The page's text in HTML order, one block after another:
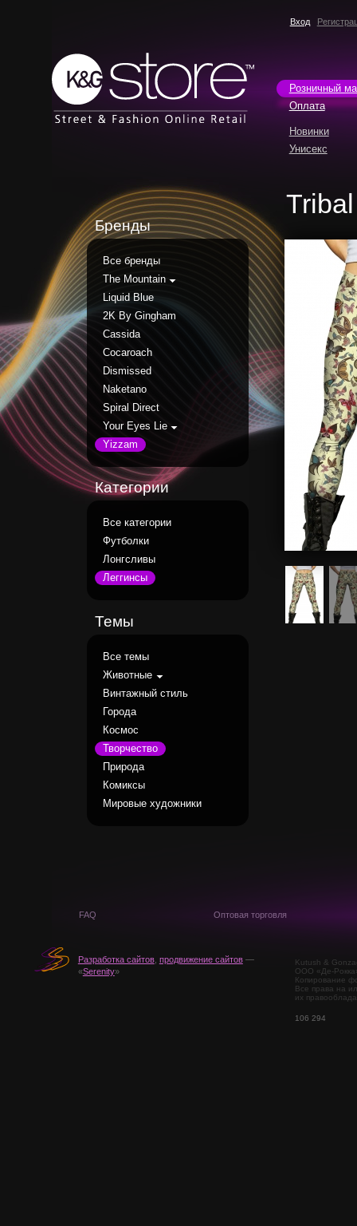
Вход
Розничный
Оплата
Новинки
Унисекс
Бренды
Все бренды
The Mountain
Liquid Blue
2K By Gingham
Cassida
Cocaroach
Dismissed
Naketano
Spiral Direct
Your Eyes Lie
Yizzam
Категории
Все категории
Футболки
Лонгсливы
Леггинсы
Темы
Все темы
Животные
Винтажный стиль
Города
Космос
Творчество
Природа
Комиксы
Мировые художники
FAQ Оптовая торговля
Разработка сайтов, продвижение сайтов—
«Serenity»
Kutush &
ООО «Де-
Копирование
Все права на
их
106 294